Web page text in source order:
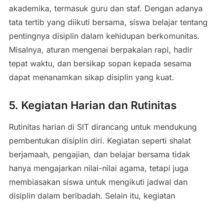
akademika, termasuk guru dan staf. Dengan adanya
tata tertib yang diikuti bersama, siswa belajar tentang
pentingnya disiplin dalam kehidupan berkomunitas.
Misalnya, aturan mengenai berpakaian rapi, hadir
tepat waktu, dan bersikap sopan kepada sesama
dapat menanamkan sikap disiplin yang kuat.
5. Kegiatan Harian dan Rutinitas
Rutinitas harian di SIT dirancang untuk mendukung
pembentukan disiplin diri. Kegiatan seperti shalat
berjamaah, pengajian, dan belajar bersama tidak
hanya mengajarkan nilai-nilai agama, tetapi juga
membiasakan siswa untuk mengikuti jadwal dan
disiplin dalam beribadah. Selain itu, kegiatan